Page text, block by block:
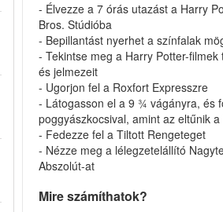
- Élvezze a 7 órás utazást a Harry
Bros. Stúdióba
- Bepillantást nyerhet a színfalak
- Tekintse meg a Harry Potter-
és jelmezeit
- Ugorjon fel a Roxfort Expresszre
- Látogasson el a 9 ¾ vágányra, és
poggyászkocsival, amint az eltűnik a
- Fedezze fel a Tiltott Rengeteget
- Nézze meg a lélegzetelállító
Abszolút-at
Mire számíthatok?